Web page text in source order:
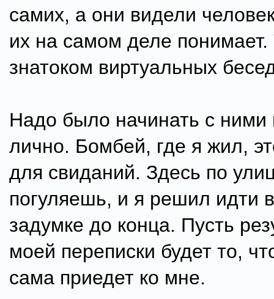
самих, а они видели
их на самом деле понимает.
знатоком виртуальных
Надо было начинать с ними
лично. Бомбей, где я жил,
для свиданий. Здесь по
погуляешь, и я решил идти
задумке до конца. Пусть
моей переписки будет то,
сама приедет ко мне.